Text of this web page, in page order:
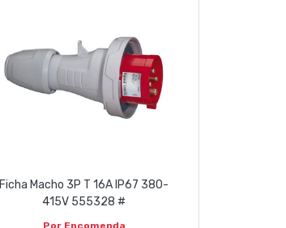
Ficha Macho 3P T 16A IP67 380-
415V 555328 #
Por Encomenda